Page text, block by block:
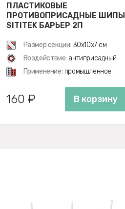
ПЛАСТИКОВЫЕ
ПРОТИВОПРИСАДНЫЕ ШИПЫ
SITITEK БАРЬЕР 2П
Размер секции: 30х10х7 см
Воздействие: антиприсадный
Применение: промышленное
160 ₽ В корзину